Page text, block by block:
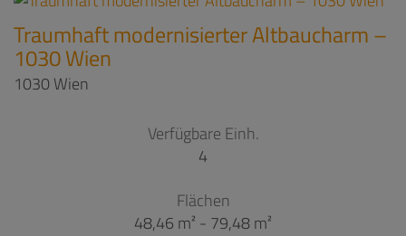
Traumhaft modernisierter Altbaucharm –
1030 Wien
1030 Wien
Verfügbare Einh.
4
Flächen
48,46 m² - 79,48 m²